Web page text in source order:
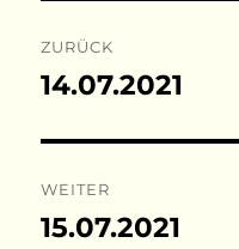
ZURÜCK
Vorheriger
14.07.2021
WEITER
Nächster
15.07.2021